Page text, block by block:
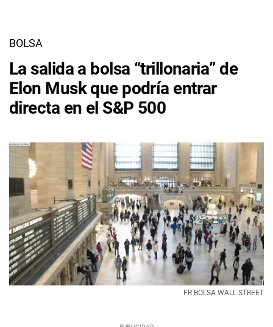
BOLSA
La salida a bolsa “trillonaria” de
Elon Musk que podría entrar
directa en el S&P 500
FR BOLSA WALL STREET